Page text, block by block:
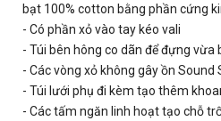
bạt 100% cotton bằng phần cứng
- Có phần xỏ vào tay kéo vali
- Túi bên hông co dãn để đựng vừa
- Các vòng xỏ không gây ồn Sound
- Túi lưới phụ đi kèm tạo thêm
- Các tấm ngăn linh hoạt tạo chỗ